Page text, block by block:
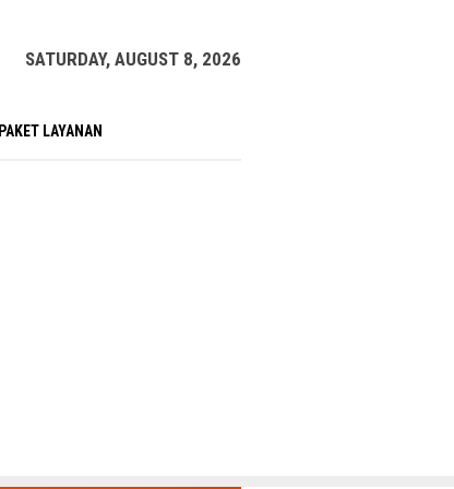
SATURDAY, AUGUST 8, 2026
PAKET LAYANAN